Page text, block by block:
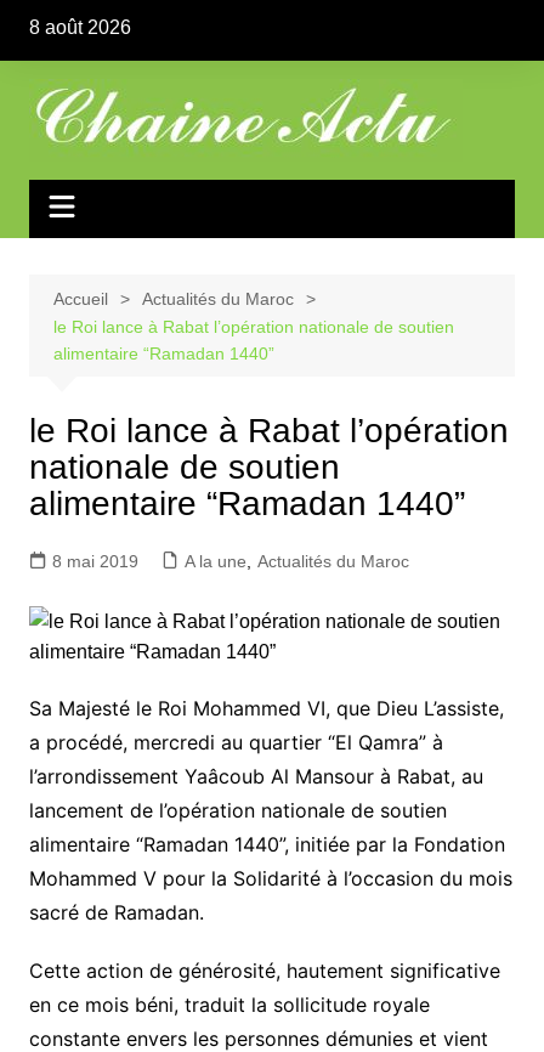
contenu
8 août 2026
Accueil
Actualités du Maroc
le Roi lance à Rabat l’opération nationale de soutien
alimentaire “Ramadan 1440”
le Roi lance à Rabat l’opération
nationale de soutien
alimentaire “Ramadan 1440”
8 mai 2019 A la une Actualités du Maroc
Sa Majesté le Roi Mohammed VI, que Dieu L’assiste,
a procédé, mercredi au quartier “El Qamra” à
l’arrondissement Yaâcoub Al Mansour à Rabat, au
lancement de l’opération nationale de soutien
alimentaire “Ramadan 1440”, initiée par la Fondation
Mohammed V pour la Solidarité à l’occasion du mois
sacré de Ramadan.
Cette action de générosité, hautement significative
en ce mois béni, traduit la sollicitude royale
constante envers les personnes démunies et vient